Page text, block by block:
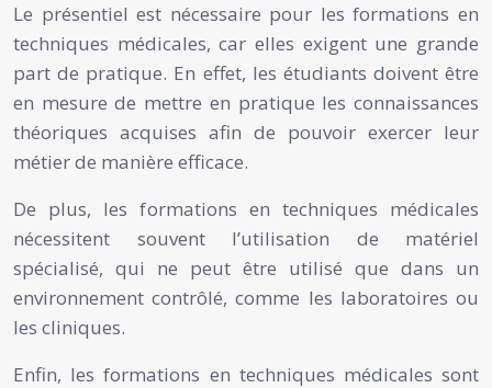
Le présentiel est nécessaire pour les formations en
techniques médicales, car elles exigent une grande
part de pratique. En effet, les étudiants doivent être
en mesure de mettre en pratique les connaissances
théoriques acquises afin de pouvoir exercer leur
métier de manière efficace.
De plus, les formations en techniques médicales
nécessitent souvent l’utilisation de matériel
spécialisé, qui ne peut être utilisé que dans un
environnement contrôlé, comme les laboratoires ou
les cliniques.
Enfin, les formations en techniques médicales sont